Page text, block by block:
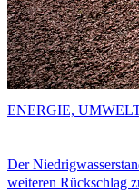
Der
weiteren Rückschlag
ENERGIE,